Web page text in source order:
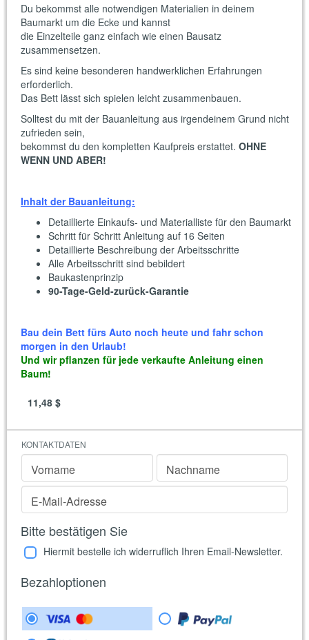
Du bekommst alle notwendigen Materialien in deinem
Baumarkt um die Ecke und kannst
die Einzelteile ganz einfach wie einen Bausatz
zusammensetzen.
Es sind keine besonderen handwerklichen Erfahrungen
erforderlich.
Das Bett lässt sich spielen leicht zusammenbauen.
Solltest du mit der Bauanleitung aus irgendeinem Grund nicht
zufrieden sein,
bekommst du den kompletten Kaufpreis erstattet. OHNE
WENN UND ABER!
Inhalt der Bauanleitung:
Detaillierte Einkaufs- und Materialliste für den Baumarkt
Schritt für Schritt Anleitung auf 16 Seiten
Detaillierte Beschreibung der Arbeitsschritte
Alle Arbeitsschritt sind bebildert
Baukastenprinzip
90-Tage-Geld-zurück-Garantie
Bau dein Bett fürs Auto noch heute und fahr schon
morgen in den Urlaub!
Und wir pflanzen für jede verkaufte Anleitung einen
Baum!
11,48 $
KONTAKTDATEN
Vorname
Nachname
E-Mail-Adresse
Bitte bestätigen Sie
Hiermit bestelle ich widerruflich Ihren Email-Newsletter.
Bezahloptionen